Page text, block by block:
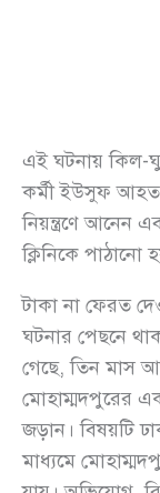
এই ঘটনায় কিল-
কর্মী ইউসুফ আহত
নিয়ন্ত্রণে আনেন
ক্লিনিকে পাঠানো
টাকা না ফেরত
ঘটনার পেছনে
গেছে, তিন মাস
মোহাম্মদপুরের
জড়ান। বিষয়টি
মাধ্যমে